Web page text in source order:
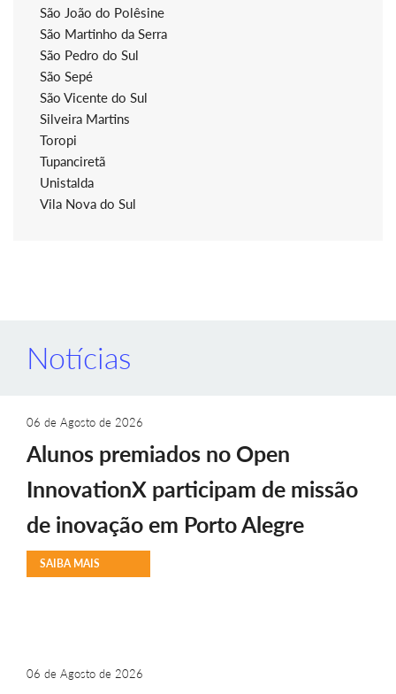
São João do Polêsine
São Martinho da Serra
São Pedro do Sul
São Sepé
São Vicente do Sul
Silveira Martins
Toropi
Tupanciretã
Unistalda
Vila Nova do Sul
Notícias
06 de Agosto de 2026
Alunos premiados no Open
InnovationX participam de missão
de inovação em Porto Alegre
SAIBA MAIS
06 de Agosto de 2026